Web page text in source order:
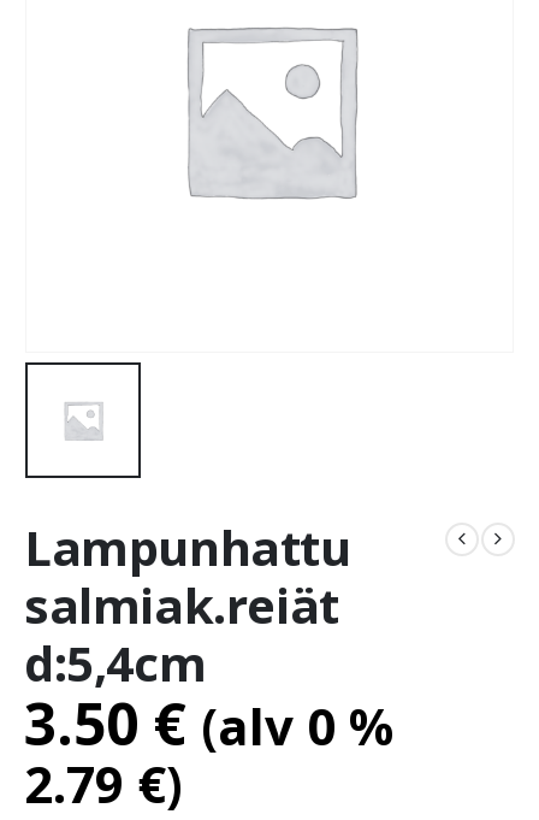
Lampunhattu
salmiak.reiät
d:5,4cm
3.50 € (alv 0 %
2.79 €)